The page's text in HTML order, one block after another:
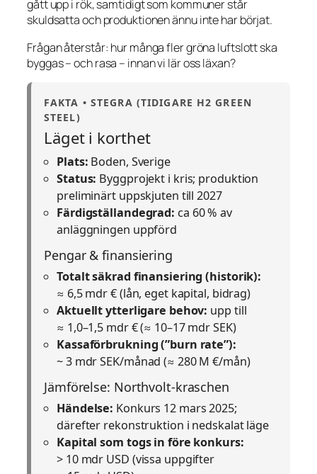
gått upp i rök, samtidigt som kommuner står
skuldsatta och produktionen ännu inte har börjat.
Frågan återstår: hur många fler gröna luftslott ska
byggas – och rasa – innan vi lär oss läxan?
FAKTA • STEGRA (TIDIGARE H2 GREEN
STEEL)
Läget i korthet
Plats: Boden, Sverige
Status: Byggprojekt i kris; produktion
preliminärt uppskjuten till 2027
Färdigställandegrad: ca 60 % av
anläggningen uppförd
Pengar & finansiering
Totalt säkrad finansiering (historik):
≈ 6,5 mdr € (lån, eget kapital, bidrag)
Aktuellt ytterligare behov: upp till
≈ 1,0–1,5 mdr € (≈ 10–17 mdr SEK)
Kassaförbrukning (”burn rate”):
~ 3 mdr SEK/månad (≈ 280 M €/mån)
Jämförelse: Northvolt-kraschen
Händelse: Konkurs 12 mars 2025;
därefter rekonstruktion i nedskalat läge
Kapital som togs in före konkurs:
> 10 mdr USD (vissa uppgifter